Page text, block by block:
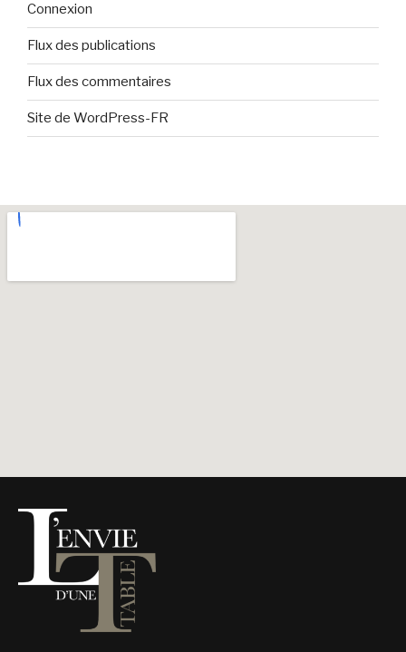
Connexion
Flux des publications
Flux des commentaires
Site de WordPress-FR